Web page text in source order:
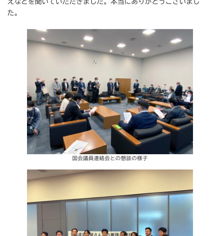
えなどを聞いていただきました。本当にありがとうございまし
た。
国会議員連絡会との懇談の様子